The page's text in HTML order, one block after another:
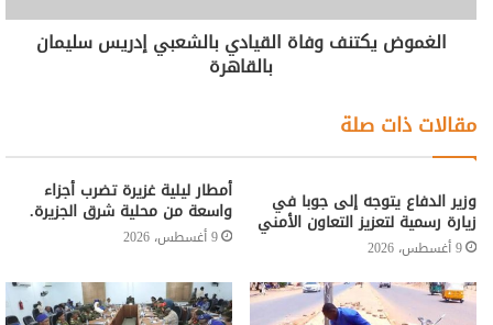
الغموض يكتنف وفاة القيادي بالشعبي إدريس سليمان
بالقاهرة
مقالات ذات صلة
وزير الدفاع يتوجه إلى جوبا في
زيارة رسمية لتعزيز التعاون الأمني
9 أغسطس، 2026
أمطار ليلية غزيرة تضرب أجزاء
واسعة من محلية شرق الجزيرة.
9 أغسطس، 2026